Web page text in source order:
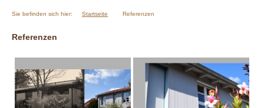
Sie befinden sich hier: Startseite Referenzen
Referenzen